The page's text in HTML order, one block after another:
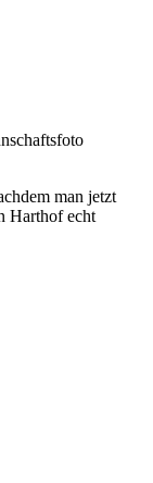
man jetzt
Harthof echt